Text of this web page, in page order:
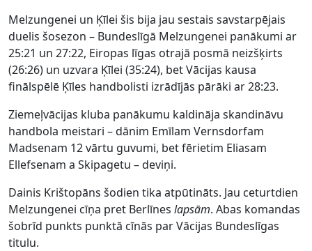
Melzungenei un Ķīlei šis bija jau sestais savstarpējais
duelis šosezon – Bundeslīgā Melzungenei panākumi ar
25:21 un 27:22, Eiropas līgas otrajā posmā neizšķirts
(26:26) un uzvara Ķīlei (35:24), bet Vācijas kausa
finālspēlē Ķīles handbolisti izrādījās pārāki ar 28:23.
Ziemeļvācijas kluba panākumu kaldināja skandināvu
handbola meistari – dānim Emīlam Vernsdorfam
Madsenam 12 vārtu guvumi, bet fērietim Eliasam
Ellefsenam a Skipagetu – deviņi.
Dainis Krištopāns šodien tika atpūtināts. Jau ceturtdien
Melzungenei cīņa pret Berlīnes lapsām. Abas komandas
šobrīd punkts punktā cīnās par Vācijas Bundeslīgas
titulu.